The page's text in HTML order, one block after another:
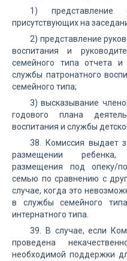
1) представление
присутствующих на
2) представление
воспитания и
семейного типа отчета и
службы патронатного
семейного типа;
3) высказывание
годового плана
воспитания и службы
38. Комиссия выдает
размещении ребенка,
размещения под опеку/
семью по сравнению с
случае, когда это
в службы семейного
интернатного типа.
39. В случае, если
проведена
необходимой поддержки